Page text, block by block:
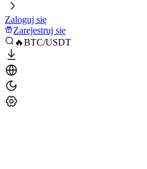
Zaloguj się
Zarejestruj się
🔥BTC/USDT